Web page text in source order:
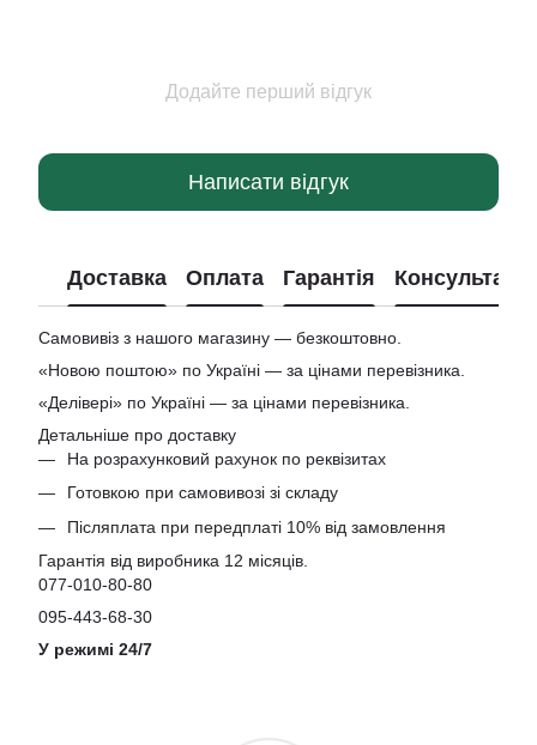
Додайте перший відгук
Написати відгук
Доставка Оплата Гарантія Консультація
Самовивіз з нашого магазину — безкоштовно.
«Новою поштою» по Україні — за цінами перевізника.
«Делівері» по Україні — за цінами перевізника.
Детальніше про доставку
На розрахунковий рахунок по реквізитах
Готовкою при самовивозі зі складу
Післяплата при передплаті 10% від замовлення
Гарантія від виробника 12 місяців.
077-010-80-80
095-443-68-30
У режимі 24/7